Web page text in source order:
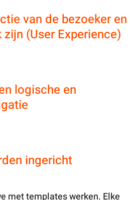
van de bezoeker en
(User Experience)
logische en
ingericht
met templates werken. Elke